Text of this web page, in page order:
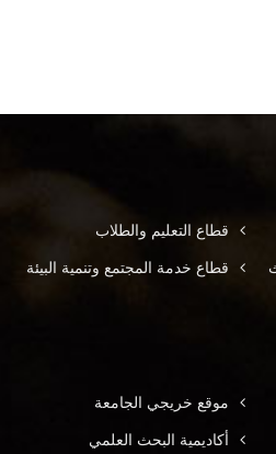
قطاع التعليم والطلاب
قطاع خدمة المجتمع وتنمية البيئة
موقع خريجي الجامعة
أكاديمية البحث العلمي